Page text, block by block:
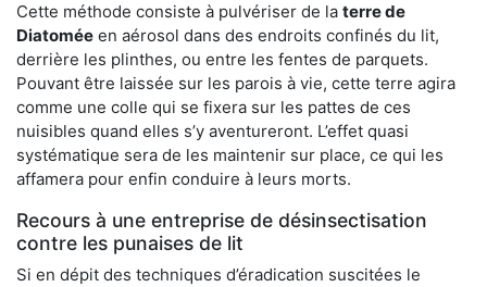
Cette méthode consiste à pulvériser de la terre de
Diatomée en aérosol dans des endroits confinés du lit,
derrière les plinthes, ou entre les fentes de parquets.
Pouvant être laissée sur les parois à vie, cette terre agira
comme une colle qui se fixera sur les pattes de ces
nuisibles quand elles s’y aventureront. L’effet quasi
systématique sera de les maintenir sur place, ce qui les
affamera pour enfin conduire à leurs morts.
Recours à une entreprise de désinsectisation
contre les punaises de lit
Si en dépit des techniques d’éradication suscitées le